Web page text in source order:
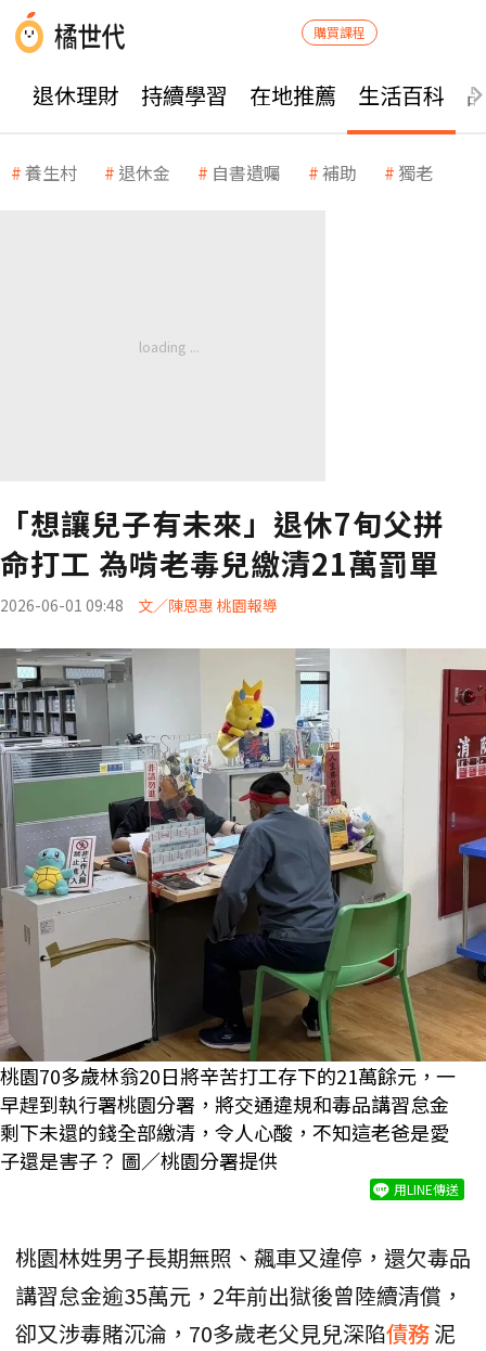
購買課程
退休理財 持續學習 在地推薦 生活百科
養生村 退休金 自書遺囑 補助 獨老
「想讓兒子有未來」退休7旬父拼
命打工 為啃老毒兒繳清21萬罰單
2026-06-01 09:48 文／陳恩惠 桃園報導
桃園70多歲林翁20日將辛苦打工存下的21萬餘元，一
早趕到執行署桃園分署，將交通違規和毒品講習怠金
剩下未還的錢全部繳清，令人心酸，不知這老爸是愛
子還是害子？ 圖／桃園分署提供
用LINE傳送
桃園林姓男子長期無照、飆車又違停，還欠毒品
講習怠金逾35萬元，2年前出獄後曾陸續清償，
卻又涉毒賭沉淪，70多歲老父見兒深陷債務泥